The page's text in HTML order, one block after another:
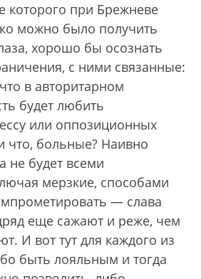
которого при Брежневе
можно было получить
хорошо бы осознать
с ними связанные:
в авторитарном
будет любить
или оппозиционных
что, больные? Наивно
не будет всеми
мерзкие, способами
— слава
еще сажают и реже, чем
И вот тут для каждого из
быть лояльным и тогда